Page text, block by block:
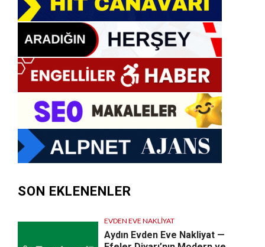
SON EKLENENLER
EVDEN EVE NAKLIYAT
Aydın Evden Eve Nakliyat —